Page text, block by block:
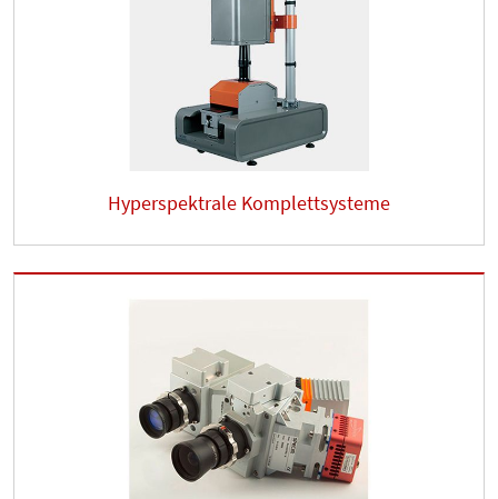
Hyperspektrale Komplettsysteme